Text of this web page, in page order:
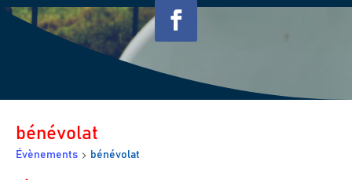
bénévolat
Évènements bénévolat